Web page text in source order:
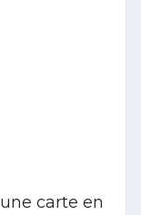
carte en